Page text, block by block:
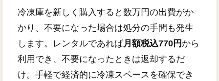
冷凍庫を新しく購入すると数万円の出費がか
かり、不要になった場合は処分の手間も発生
します。レンタルであれば月額税込770円から
利用でき、不要になったときは返却するだ
け。手軽で経済的に冷凍スペースを確保でき